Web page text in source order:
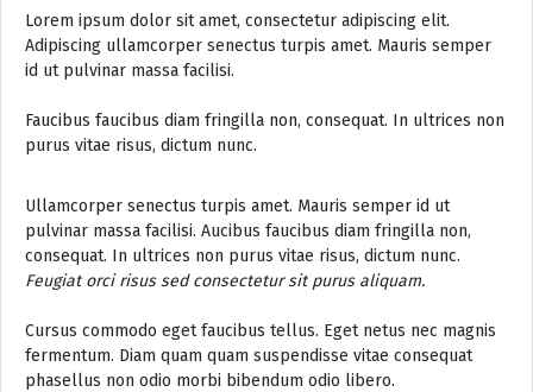
Lorem ipsum dolor sit amet, consectetur adipiscing elit.
Adipiscing ullamcorper senectus turpis amet. Mauris semper
id ut pulvinar massa facilisi.
Faucibus faucibus diam fringilla non, consequat. In ultrices non
purus vitae risus, dictum nunc.
Ullamcorper senectus turpis amet. Mauris semper id ut
pulvinar massa facilisi. Aucibus faucibus diam fringilla non,
consequat. In ultrices non purus vitae risus, dictum nunc.
Feugiat orci risus sed consectetur sit purus aliquam.
Cursus commodo eget faucibus tellus. Eget netus nec magnis
fermentum. Diam quam quam suspendisse vitae consequat
phasellus non odio morbi bibendum odio libero.